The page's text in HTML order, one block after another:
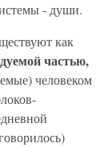
- души.
как
частью,
человеком